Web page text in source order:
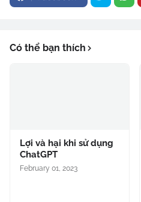
Có thể bạn thích
Lợi và hại khi sử dụng
ChatGPT
February 01, 2023